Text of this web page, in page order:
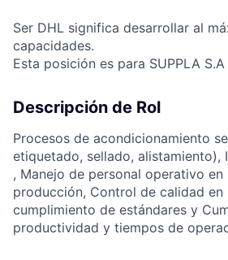
Ser DHL significa desarrollar al
capacidades.
Esta posición es para SUPPLA S.A
Descripción de Rol
Procesos de acondicionamiento
etiquetado, sellado, alistamiento),
, Manejo de personal operativo en
producción, Control de calidad en
cumplimiento de estándares y
productividad y tiempos de